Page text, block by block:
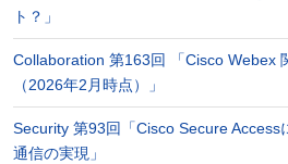
ト？」
Collaboration 第163回 「Cisco Webex
（2026年2月時点）」
Security 第93回「Cisco Secure Access
通信の実現」